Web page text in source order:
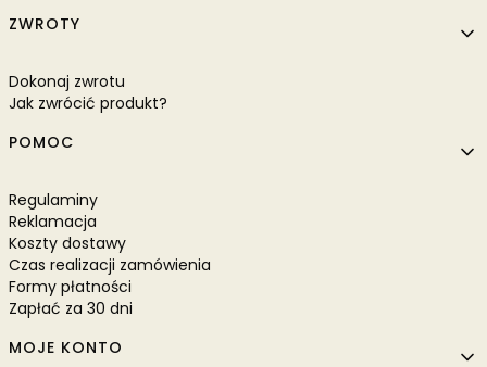
Linki w stopce
ZWROTY
Dokonaj zwrotu
Jak zwrócić produkt?
POMOC
Regulaminy
Reklamacja
Koszty dostawy
Czas realizacji zamówienia
Formy płatności
Zapłać za 30 dni
MOJE KONTO